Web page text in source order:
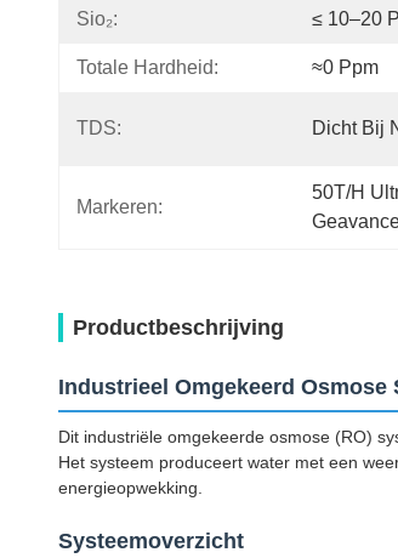
Sio₂: ≤ 10–20
Totale Hardheid: ≈0 Ppm
TDS: Dicht Bij
Markeren:
50T/H
Productbeschrijving
Industrieel Omgekeerd
Dit industriële omgekeerde osmose (RO)
Het systeem produceert water met een
energieopwekking.
Systeemoverzicht